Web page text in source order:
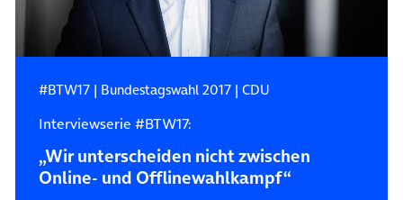
#BTW17| Bundestagswahl 2017| CDU
Interviewserie #BTW17:
„Wir unterscheiden nicht zwischen
Online- und Offlinewahlkampf“